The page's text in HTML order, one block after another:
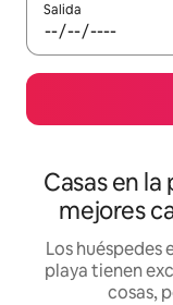
Salida
Casas en
mejores
Los huéspedes
playa tienen
cosas,